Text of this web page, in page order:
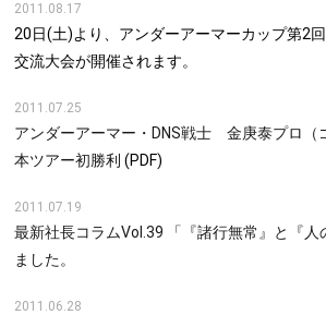
2011.08.17
20日(土)より、アンダーアーマーカップ第2
交流大会が開催されます。
2011.07.25
アンダーアーマー・DNS戦士 金庚泰プロ（
本ツアー初勝利 (PDF)
2011.07.19
最新社長コラムVol.39 「『諸行無常』と『人
ました。
2011.06.28